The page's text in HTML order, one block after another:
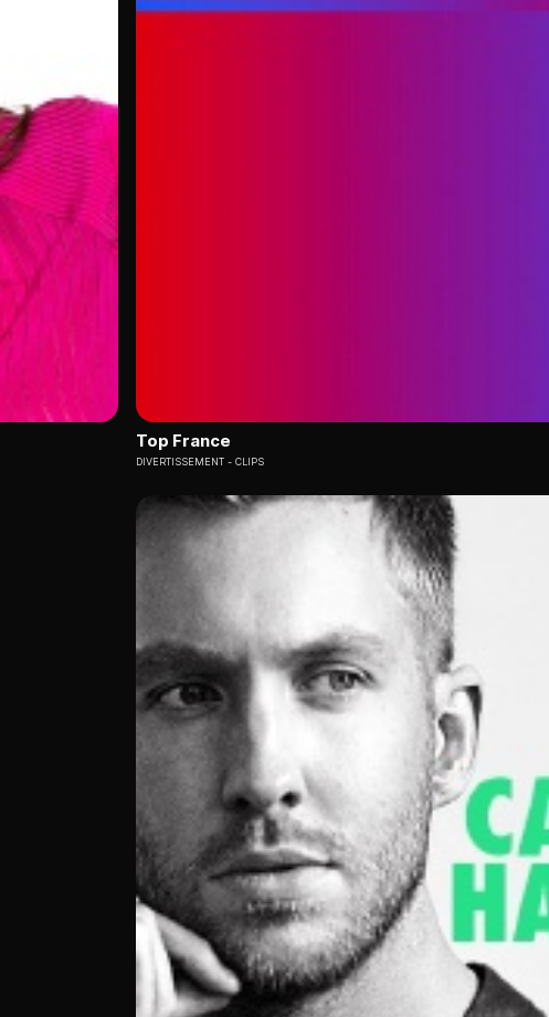
Top France
DIVERTISSEMENT CLIPS